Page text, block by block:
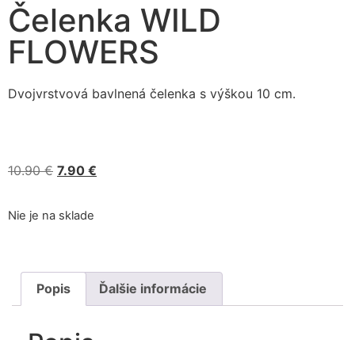
Čelenka WILD
FLOWERS
Dvojvrstvová bavlnená čelenka s výškou 10 cm.
10.90€ 7.90 €
Nie je na sklade
Popis Ďalšie informácie